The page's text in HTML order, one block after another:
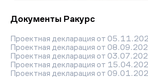
Документы Ракурс
Проектная декларация от
Проектная декларация от
Проектная декларация от
Проектная декларация от
Проектная декларация от